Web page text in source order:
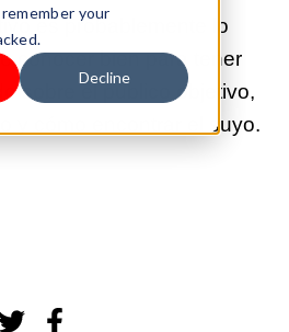
your
Decline
es probablemente lo
conocer bien para tener
sobre el público objetivo,
y cómo encontrar el suyo.